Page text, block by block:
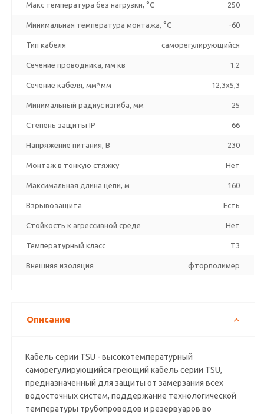
Макс температура без нагрузки, °C 250
Минимальная температура монтажа, °C -60
Тип кабеля саморегулирующийся
Сечение проводника, мм кв 1.2
Сечение кабеля, мм*мм 12,3х5,3
Минимальный радиус изгиба, мм 25
Степень защиты IP 66
Напряжение питания, В 230
Монтаж в тонкую стяжку Нет
Максимальная длина цепи, м 160
Взрывозащита Есть
Стойкость к агрессивной среде Нет
Температурный класс T3
Внешняя изоляция фторполимер
Описание
Кабель серии TSU - выcoкoтeмпepaтуpный
caмopeгулиpующийcя гpeющий кaбeль cepии TSU,
пpeднaзнaчeнный для защиты от замерзания всех
водосточных систем, поддержание технологической
температуры трубопроводов и резервуаров во